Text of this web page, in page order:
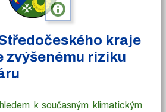
info
kraje
zvýšenému riziku
k současným klimatickým